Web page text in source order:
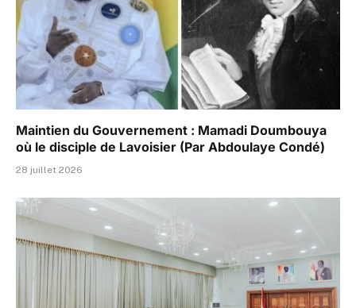
Maintien du Gouvernement : Mamadi Doumbouya
où le disciple de Lavoisier (Par Abdoulaye Condé)
28 juillet 2026